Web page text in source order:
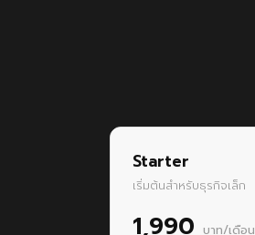
Starter
เริ่มต้นสำหรับธุรกิจเล็ก
1,990 บาท/เดือน